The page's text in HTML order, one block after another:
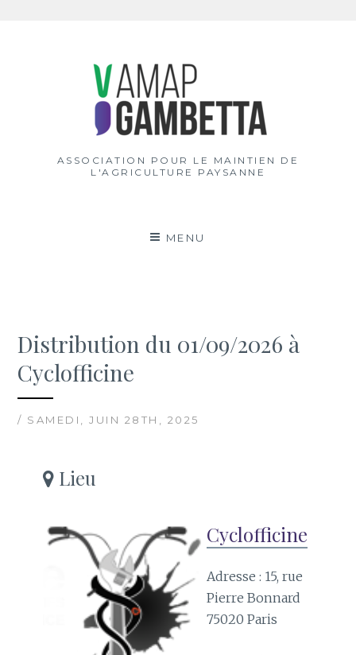
ASSOCIATION POUR LE MAINTIEN DE
L'AGRICULTURE PAYSANNE
MENU
Distribution du 01/09/2026 à
Cyclofficine
/ SAMEDI, JUIN 28TH, 2025
Lieu
Cyclofficine
Adresse : 15, rue
Pierre Bonnard
75020 Paris